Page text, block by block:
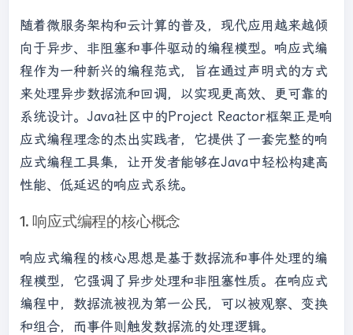
随着微服务架构和云计算的普及，现代应用越来越倾
向于异步、非阻塞和事件驱动的编程模型。响应式编
程作为一种新兴的编程范式，旨在通过声明式的方式
来处理异步数据流和回调，以实现更高效、更可靠的
系统设计。Java社区中的Project Reactor框架正是响
应式编程理念的杰出实践者，它提供了一套完整的响
应式编程工具集，让开发者能够在Java中轻松构建高
性能、低延迟的响应式系统。
1. 响应式编程的核心概念
响应式编程的核心思想是基于数据流和事件处理的编
程模型，它强调了异步处理和非阻塞性质。在响应式
编程中，数据流被视为第一公民，可以被观察、变换
和组合，而事件则触发数据流的处理逻辑。